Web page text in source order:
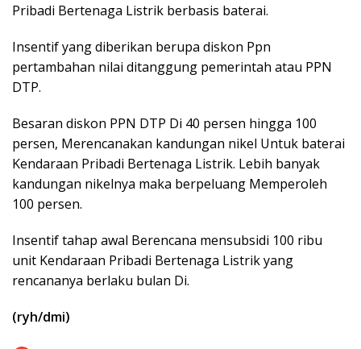
Pribadi Bertenaga Listrik berbasis baterai.
Insentif yang diberikan berupa diskon Ppn
pertambahan nilai ditanggung pemerintah atau PPN
DTP.
Besaran diskon PPN DTP Di 40 persen hingga 100
persen, Merencanakan kandungan nikel Untuk baterai
Kendaraan Pribadi Bertenaga Listrik. Lebih banyak
kandungan nikelnya maka berpeluang Memperoleh
100 persen.
Insentif tahap awal Berencana mensubsidi 100 ribu
unit Kendaraan Pribadi Bertenaga Listrik yang
rencananya berlaku bulan Di.
(ryh/dmi)